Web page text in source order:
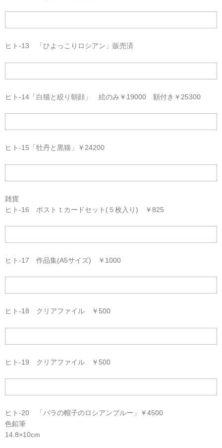
ヒト-13 「ひよっこりロシアン」販売済
ヒト-14「白猫と絞り朝顔」 絵のみ￥19000 額付き￥25300
ヒト-15「牡丹と黒猫」￥24200
雑貨
ヒト-16 ポストｔカードセット(５枚入り) ￥825
ヒト-17 作品集(A5サイズ) ￥1000
ヒト-18 クリアファイル ￥500
ヒト-19 クリアファイル ￥500
ヒト-20 「バラの帽子のロシアンブルー」￥4500
色鉛筆
14.8×10cm